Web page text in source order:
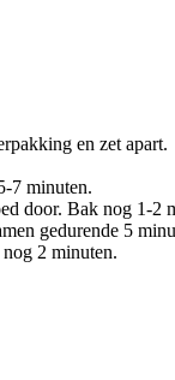
en zet apart.
7 minuten.
door. Bak nog 1-2
gedurende 5
2 minuten.